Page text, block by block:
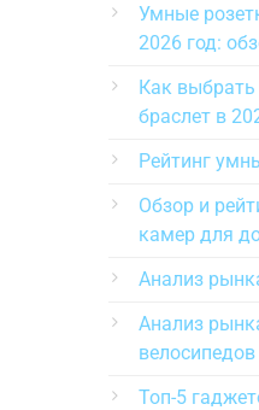
Умные
2026 год:
Как
браслет в
Рейтинг
Обзор и
камер для
Анализ
Анализ
велосипедов
Топ-5